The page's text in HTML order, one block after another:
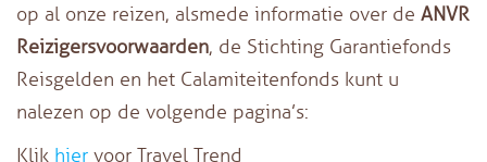
op al onze reizen, alsmede informatie over de ANVR
Reizigersvoorwaarden, de Stichting Garantiefonds
Reisgelden en het Calamiteitenfonds kunt u
nalezen op de volgende pagina’s:
Klik hier voor Travel Trend